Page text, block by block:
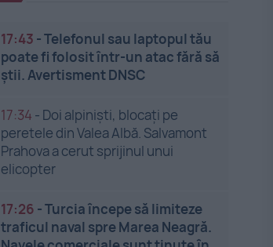
17:43 -Telefonul sau laptopul tău
poate fi folosit într-un atac fără să
știi. Avertisment DNSC
17:34 - Doi alpiniști, blocați pe
peretele din Valea Albă. Salvamont
Prahova a cerut sprijinul unui
elicopter
17:26 -Turcia începe să limiteze
traficul naval spre Marea Neagră.